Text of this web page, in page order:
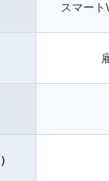
スマー